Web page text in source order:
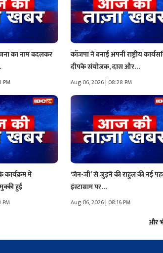
का नाम बदलकर
PM
कॉजपा ने बनाई अपनी राष्ट्रीय
दीपके संयोजक, दास और…
Aug 06, 2026 | 08:28 PM
कार्यक्रम में
हुई
‘जेन-जी’ से जुड़ने की राहुल की नई
इंस्टाग्राम पर…
Aug 06, 2026 | 08:16 PM
और